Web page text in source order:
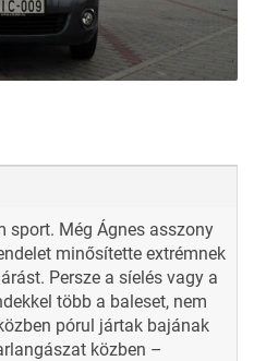
sport. Még Ágnes asszony
minősítette extrémnek
Persze a síelés vagy a
több a baleset, nem
pórul jártak bajának
közben –